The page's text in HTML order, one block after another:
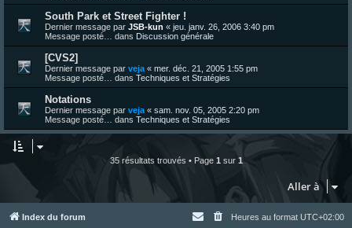
South Park et Street Fighter !
Dernier message par JSB-kun « jeu. janv. 26, 2006 3:40 pm
Message posté… dans Discussion générale
[CVS2]
Dernier message par veja « mer. déc. 21, 2005 1:55 pm
Message posté… dans Techniques et Stratégies
Notations
Dernier message par veja « sam. nov. 05, 2005 2:20 pm
Message posté… dans Techniques et Stratégies
35 résultats trouvés • Page 1 sur 1
Aller à
Index du forum Heures au format UTC+02:00